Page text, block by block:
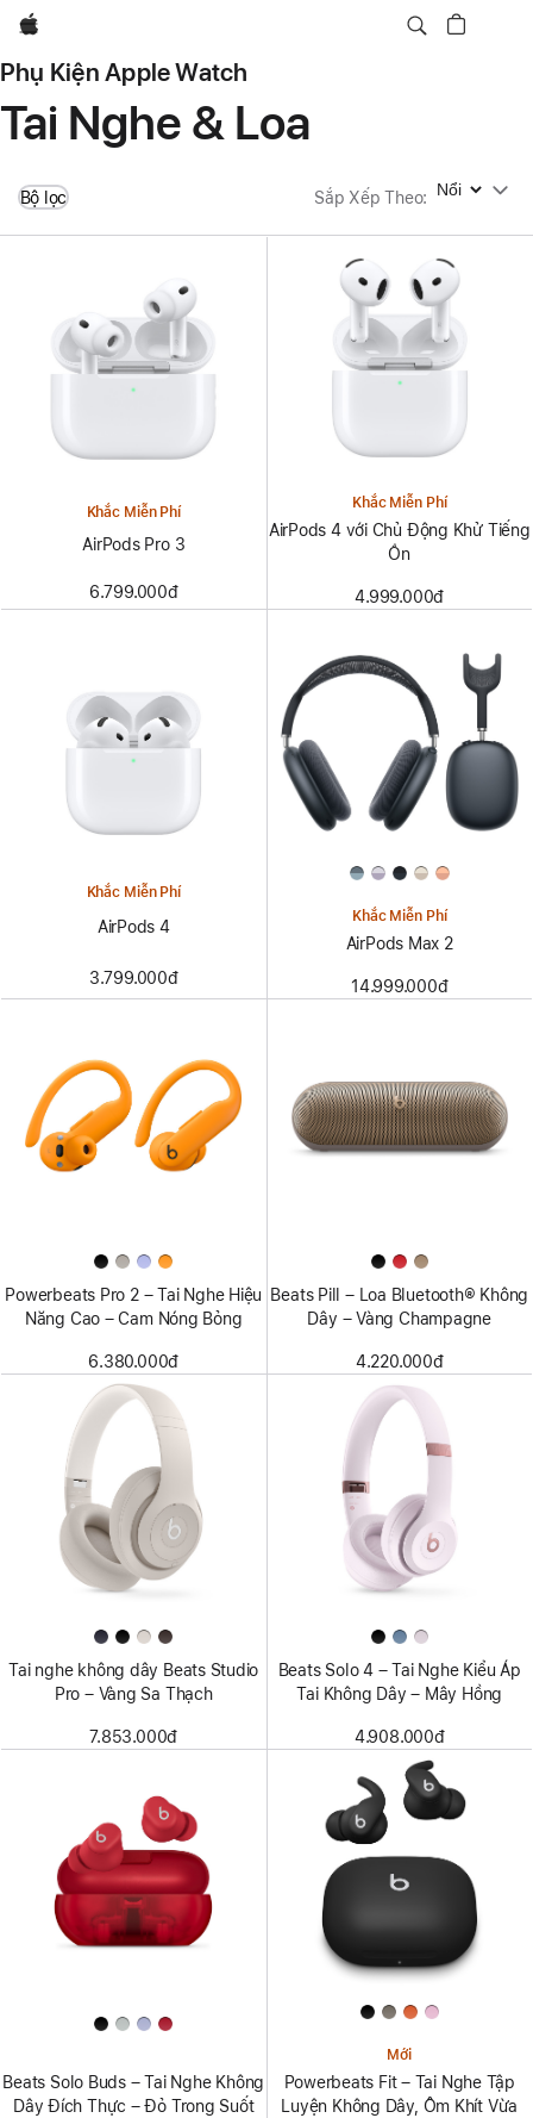
Apple
Phụ Kiện Apple Watch
Tai Nghe & Loa
Bộ lọc Sắp Xếp Theo: Sắp Xếp Theo
Khắc Miễn Phí
AirPods Pro 3
6.799.000đ
Khắc Miễn Phí
AirPods 4 với Chủ Động Khử Tiếng
Ồn
4.999.000đ
Khắc Miễn Phí
AirPods 4
3.799.000đ
Khắc Miễn Phí
AirPods Max 2
14.999.000đ
Powerbeats Pro 2 – Tai Nghe Hiệu
Năng Cao – Cam Nóng Bỏng
6.380.000đ
Beats Pill – Loa Bluetooth® Không
Dây – Vàng Champagne
4.220.000đ
Tai nghe không dây Beats Studio
Pro – Vàng Sa Thạch
7.853.000đ
Beats Solo 4 – Tai Nghe Kiểu Áp
Tai Không Dây – Mây Hồng
4.908.000đ
Beats Solo Buds – Tai Nghe Không
Dây Đích Thực – Đỏ Trong Suốt
Mới
Powerbeats Fit – Tai Nghe Tập
Luyện Không Dây, Ôm Khít Vừa